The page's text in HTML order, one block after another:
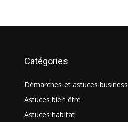
Catégories
Démarches et astuces business
Astuces bien être
Astuces habitat